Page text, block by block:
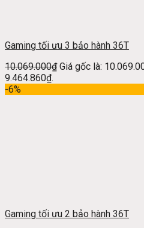
Gaming tối ưu 3 bảo hành 36T
10.069.000₫ Giá gốc là:
9.464.860₫.
-6%
Gaming tối ưu 2 bảo hành 36T